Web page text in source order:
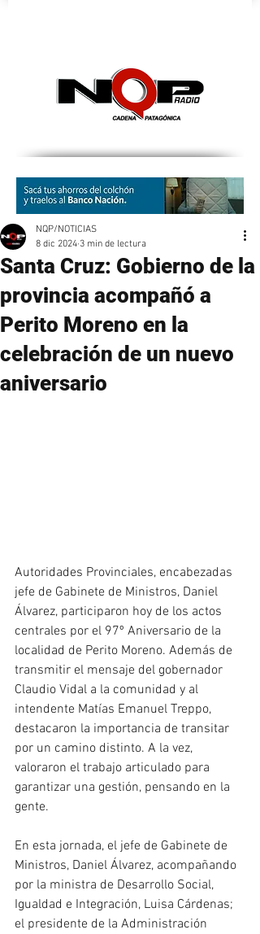
Santa Cruz: Gobierno de la
provincia acompañó a
Perito Moreno en la
celebración de un nuevo
aniversario
NQP/NOTICIAS
8 dic 2024 3 min de lectura
Autoridades Provinciales, encabezadas
jefe de Gabinete de Ministros, Daniel
Álvarez, participaron hoy de los actos
centrales por el 97º Aniversario de la
localidad de Perito Moreno. Además de
transmitir el mensaje del gobernador
Claudio Vidal a la comunidad y al
intendente Matías Emanuel Treppo,
destacaron la importancia de transitar
por un camino distinto. A la vez,
valoraron el trabajo articulado para
garantizar una gestión, pensando en la
gente.
En esta jornada, el jefe de Gabinete de
Ministros, Daniel Álvarez, acompañando
por la ministra de Desarrollo Social,
Igualdad e Integración, Luisa Cárdenas;
el presidente de la Administración